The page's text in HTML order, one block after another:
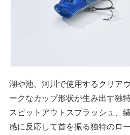
湖や池、河川で使用するクリア
ークなカップ形状が生み出す独
スピットアウトスプラッシュ、
感に反応して首を振る独特のロ